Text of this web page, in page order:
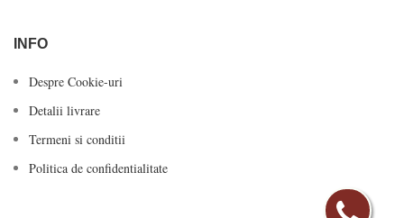
INFO
Despre Cookie-uri
Detalii livrare
Termeni si conditii
Politica de confidentialitate